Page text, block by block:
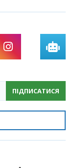
ПІДПИСАТИСЯ